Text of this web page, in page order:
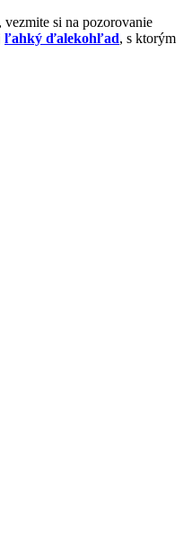
si na pozorovanie
ľahký ďalekohľad, s ktorým